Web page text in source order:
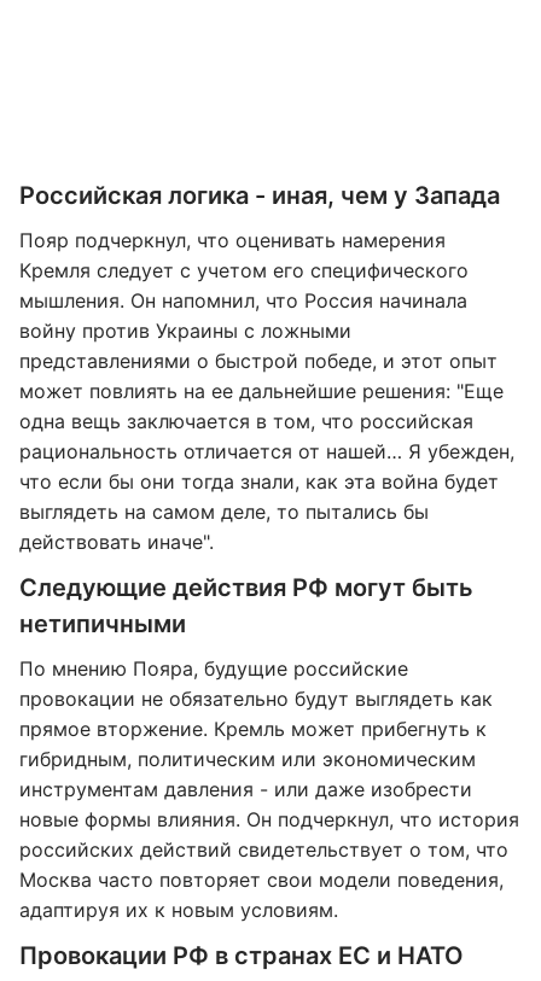
Российская логика - иная, чем у Запада
Пояр подчеркнул, что оценивать намерения
Кремля следует с учетом его специфического
мышления. Он напомнил, что Россия начинала
войну против Украины с ложными
представлениями о быстрой победе, и этот опыт
может повлиять на ее дальнейшие решения: "Еще
одна вещь заключается в том, что российская
рациональность отличается от нашей… Я убежден,
что если бы они тогда знали, как эта война будет
выглядеть на самом деле, то пытались бы
действовать иначе".
Следующие действия РФ могут быть
нетипичными
По мнению Пояра, будущие российские
провокации не обязательно будут выглядеть как
прямое вторжение. Кремль может прибегнуть к
гибридным, политическим или экономическим
инструментам давления - или даже изобрести
новые формы влияния. Он подчеркнул, что история
российских действий свидетельствует о том, что
Москва часто повторяет свои модели поведения,
адаптируя их к новым условиям.
Провокации РФ в странах ЕС и НАТО